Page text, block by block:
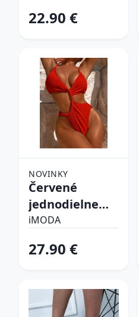
22.90 €
NOVINKY
Červené
jednodielne
plavky
iMODA
27.90 €